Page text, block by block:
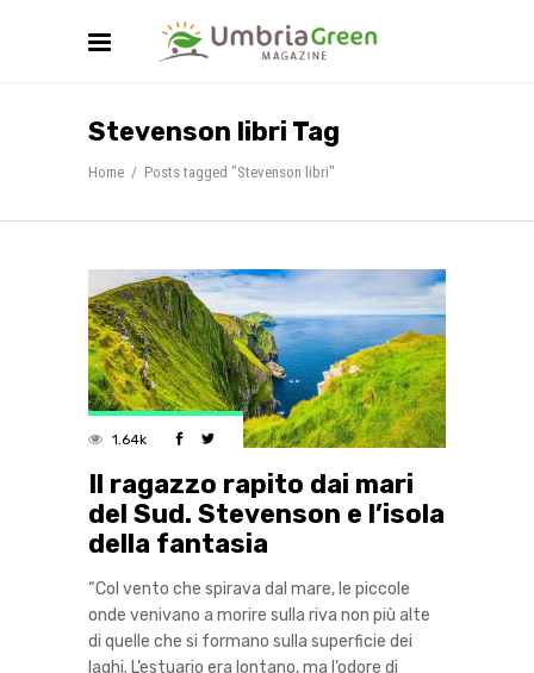
Stevenson libri Tag
Home / Posts tagged "Stevenson libri"
1.64k
Il ragazzo rapito dai mari
del Sud. Stevenson e l’isola
della fantasia
“Col vento che spirava dal mare, le piccole
onde venivano a morire sulla riva non più alte
di quelle che si formano sulla superficie dei
laghi. L’estuario era lontano, ma l’odore di